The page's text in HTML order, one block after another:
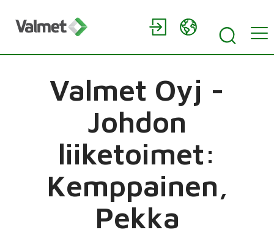
Valmet Oyj -
Johdon
liiketoimet:
Kemppainen,
Pekka